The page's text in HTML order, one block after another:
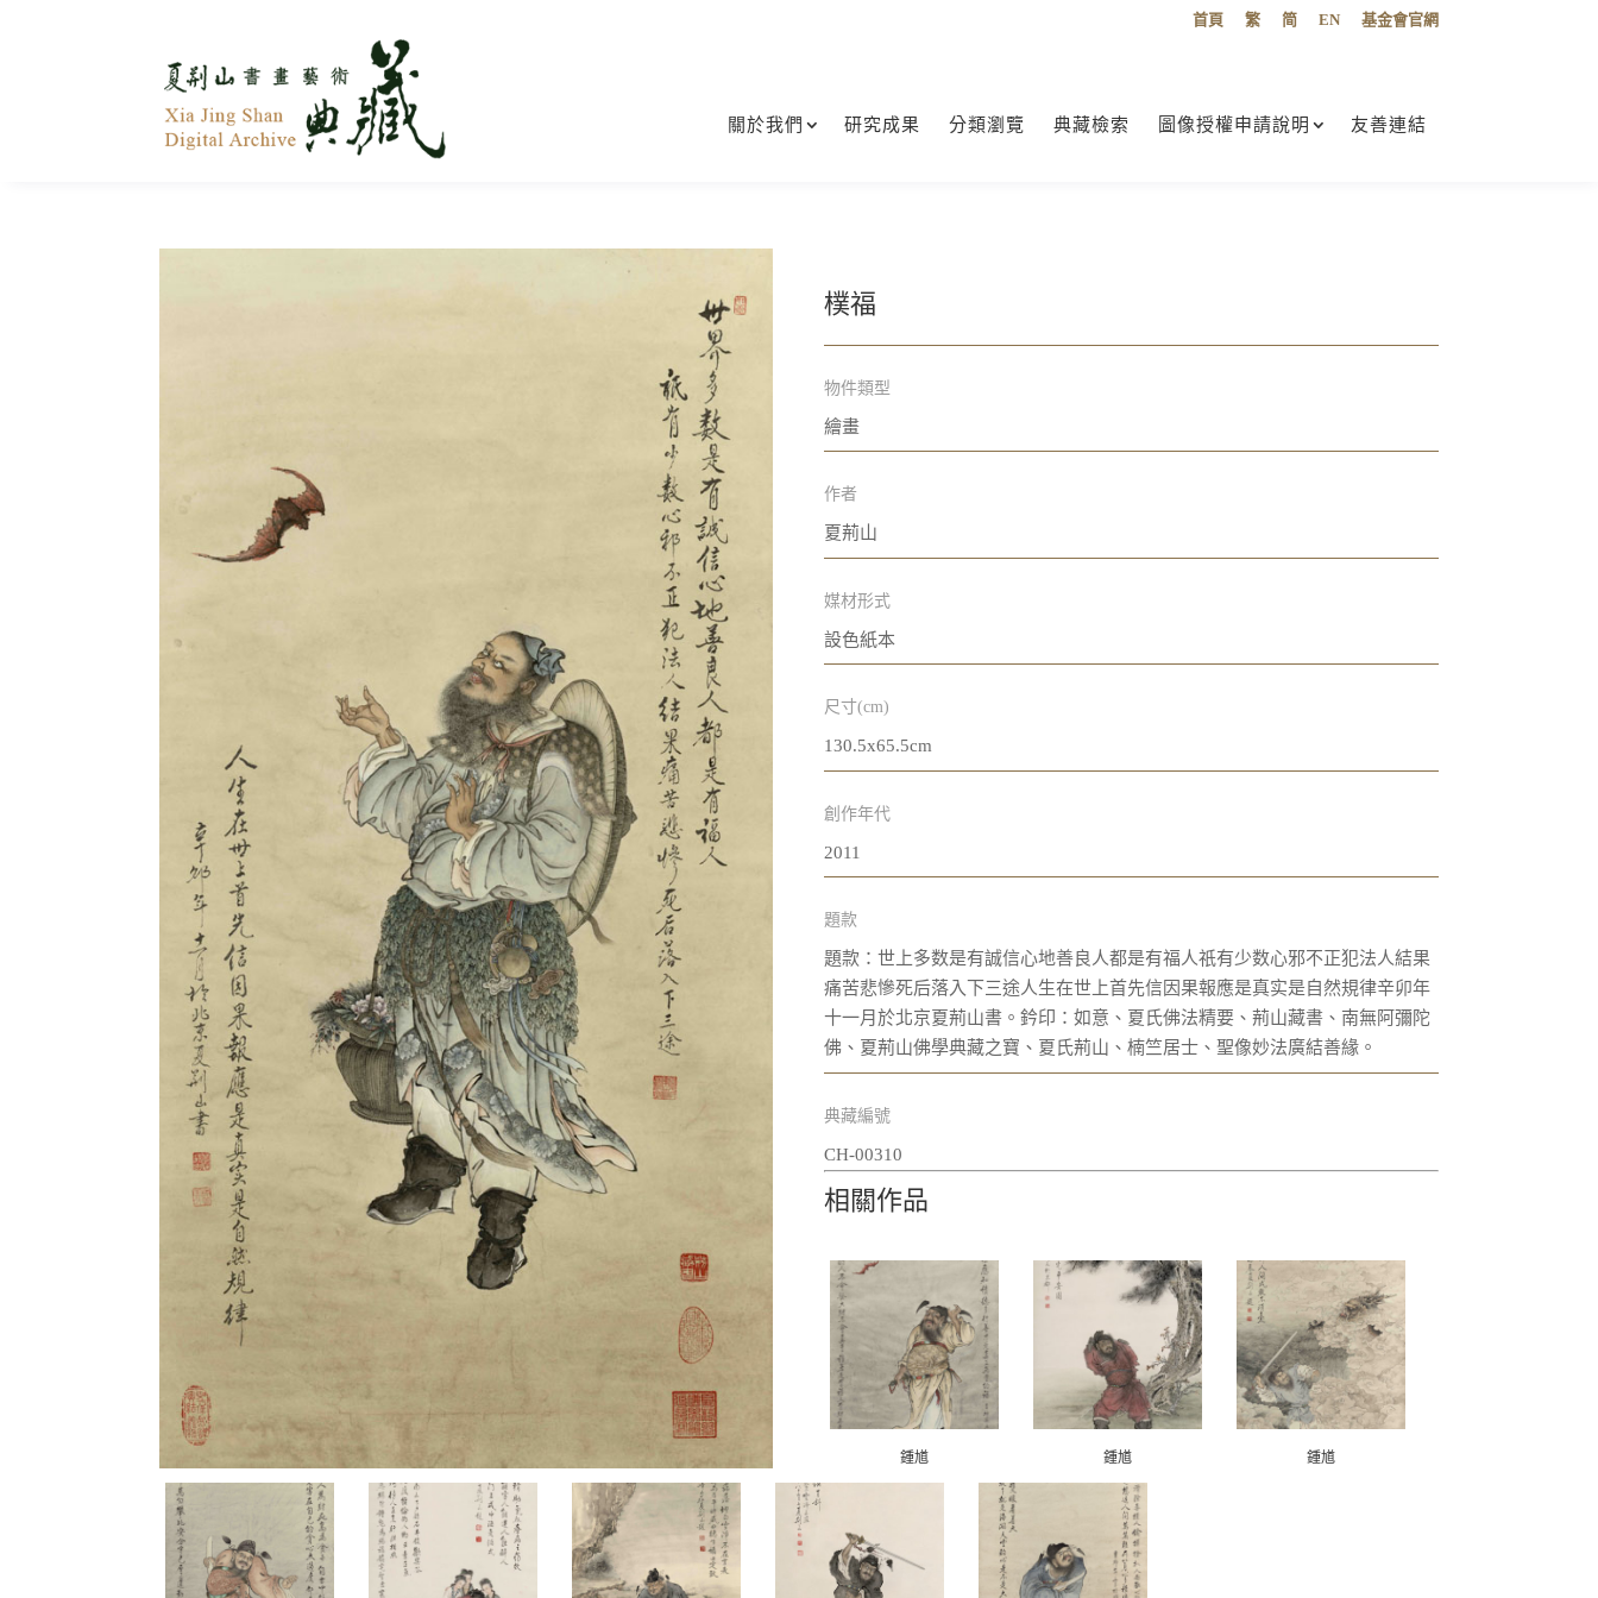
首頁 繁 简 EN 基金會官網
關於我們 研究成果 分類瀏覽 典藏檢索 圖像授權申請說明 友善連結
樸福
物件類型
繪畫
作者
夏荊山
媒材形式
設色紙本
尺寸(cm)
130.5x65.5cm
創作年代
2011
題款
題款：世上多数是有誠信心地善良人都是有福人祇有少数心邪不正犯法人結果
痛苦悲慘死后落入下三途人生在世上首先信因果報應是真实是自然規律辛卯年
十一月於北京夏荊山書。鈐印：如意、夏氏佛法精要、荊山藏書、南無阿彌陀
佛、夏荊山佛學典藏之寶、夏氏荊山、楠竺居士、聖像妙法廣結善緣。
典藏編號
CH-00310
相關作品
鍾馗 鍾馗 鍾馗